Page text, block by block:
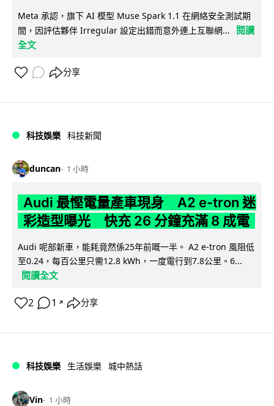
Meta 承認，旗下 AI 模型 Muse Spark 1.1 在網絡安全測試期
間，因評估夥伴 Irregular 設定出錯而意外連上互聯網...
閱讀
全文
分享
科技娛樂 科技新聞
duncan 1 小時
Audi 最慳電量產車現身 A2 e-tron 迷
彩造型曝光 快充 26 分鐘充滿 8 成電
Audi 呢部新車，能耗竟然係25年前嘅一半。 A2 e-tron 風阻低
至0.24，每百公里只需12.8 kWh，一度電行到7.8公里。6...
閱讀全文
2 1 ↗ 分享
科技娛樂 生活娛樂 城中熱話
Vin 1 小時